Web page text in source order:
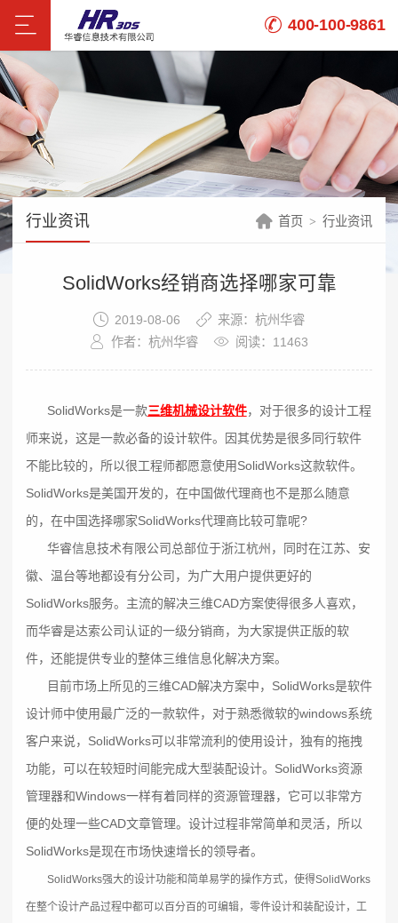
400-100-9861
行业资讯 首页 行业资讯
SolidWorks经销商选择哪家可靠
2019-08-06
来源：杭州华睿
作者：杭州华睿
阅读：11463
SolidWorks是一款三维机械设计软件，对于很多的设计工程
师来说，这是一款必备的设计软件。因其优势是很多同行软件
不能比较的，所以很工程师都愿意使用SolidWorks这款软件。
SolidWorks是美国开发的，在中国做代理商也不是那么随意
的，在中国选择哪家SolidWorks代理商比较可靠呢?
华睿信息技术有限公司总部位于浙江杭州，同时在江苏、安
徽、温台等地都设有分公司，为广大用户提供更好的
SolidWorks服务。主流的解决三维CAD方案使得很多人喜欢，
而华睿是达索公司认证的一级分销商，为大家提供正版的软
件，还能提供专业的整体三维信息化解决方案。
目前市场上所见的三维CAD解决方案中，SolidWorks是软件
设计师中使用最广泛的一款软件，对于熟悉微软的windows系统
客户来说，SolidWorks可以非常流利的使用设计，独有的拖拽
功能，可以在较短时间能完成大型装配设计。SolidWorks资源
管理器和Windows一样有着同样的资源管理器，它可以非常方
便的处理一些CAD文章管理。设计过程非常简单和灵活，所以
SolidWorks是现在市场快速增长的领导者。
SolidWorks强大的设计功能和简单易学的操作方式，使得SolidWorks
在整个设计产品过程中都可以百分百的可编辑，零件设计和装配设计，工